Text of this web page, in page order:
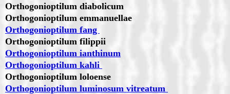
Orthogonioptilum diabolicum
Orthogonioptilum emmanuellae
Orthogonioptilum fang
Orthogonioptilum filippii
Orthogonioptilum ianthinum
Orthogonioptilum kahli
Orthogonioptilum loloense
Orthogonioptilum luminosum vitreatum